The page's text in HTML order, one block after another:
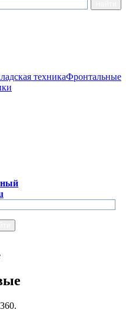
техникаФронтальные